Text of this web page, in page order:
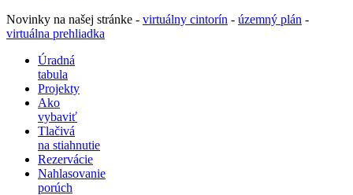
Novinky na našej stránke - virtuálny cintorín - územný plán -
virtuálna prehliadka
Úradná
tabula
Projekty
Ako
vybaviť
Tlačivá
na stiahnutie
Rezervácie
Nahlasovanie
porúch